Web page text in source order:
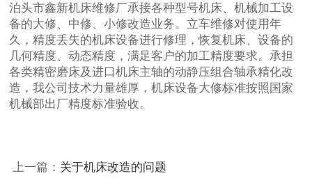
泊头市鑫新机床维修厂承接各种型号机床、机械加工设
备的大修、中修、小修改造业务。立车维修对使用年
久，精度丢失的机床设备进行修理，恢复机床、设备的
几何精度、动态精度，满足客户的加工精度要求。承担
各类精密磨床及进口机床主轴的动静压组合轴承精化改
造，我公司技术力量雄厚，机床设备大修标准按照国家
机械部出厂精度标准验收。
上一篇： 关于机床改造的问题